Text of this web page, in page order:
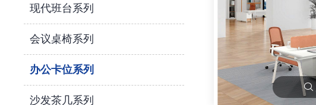
现代班台系列
会议桌椅系列
办公卡位系列
沙发茶几系列